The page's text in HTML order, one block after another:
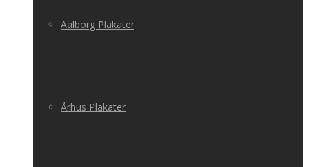
Aalborg Plakater
Århus Plakater